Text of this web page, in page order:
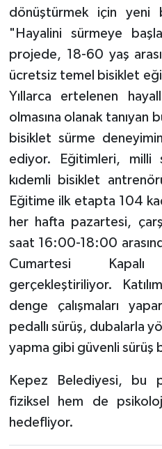
dönüştürmek için yeni
"Hayalini sürmeye
projede, 18-60 yaş
ücretsiz temel bisiklet
Yıllarca ertelenen
olmasına olanak tanıyan
bisiklet sürme
ediyor. Eğitimleri,
kıdemli bisiklet
Eğitime ilk etapta 104
her hafta pazartesi,
saat 16:00-18:00
Cumartesi
gerçekleştiriliyor.
denge çalışmaları
pedallı sürüş, dubalarla
yapma gibi güvenli sürüş
Kepez Belediyesi, bu
fiziksel hem de
hedefliyor.